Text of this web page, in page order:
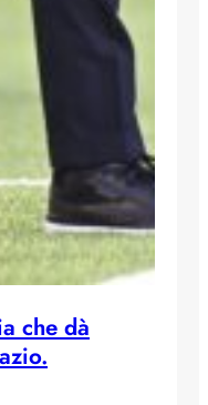
che dà